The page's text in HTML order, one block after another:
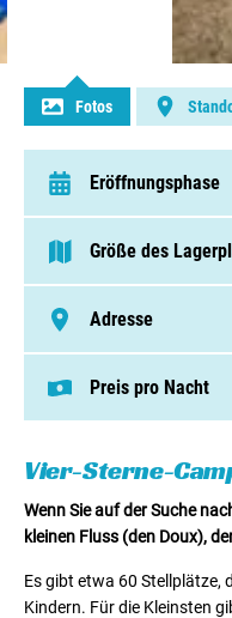
Fotos
Vier-Sterne-
Wenn Sie auf der Suche
kleinen Fluss (den Doux),
Es gibt etwa 60 Stellplätze,
Kindern. Für die Kleinsten
Eröffnungsphase
van 14 April t/m 7
Größe des
< 75 Pitches
Adresse
Route Du Grand Pont
Preis pro Nacht
Pitches von €